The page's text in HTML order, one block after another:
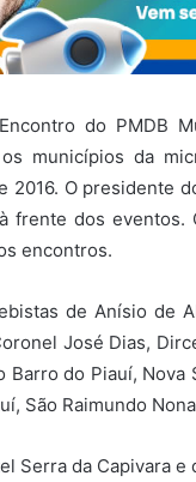
do PMDB
municípios da
O presidente
frente dos
encontros.
de Anísio de
José Dias,
Barro do Piauí,
São Raimundo
Serra da Capivara